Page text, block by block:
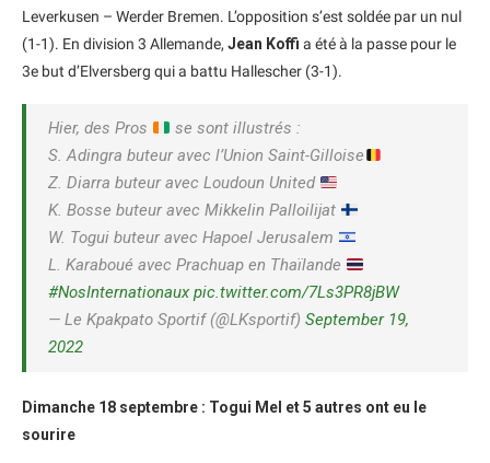
Leverkusen – Werder Bremen. L’opposition s’est soldée par un nul
(1-1). En division 3 Allemande, Jean Koffi a été à la passe pour le
3e but d’Elversberg qui a battu Hallescher (3-1).
Hier, des Pros
se sont illustrés :
S. Adingra buteur avec l’Union Saint-Gilloise
Z. Diarra buteur avec Loudoun United
K. Bosse buteur avec Mikkelin Palloilijat
W. Togui buteur avec Hapoel Jerusalem
L. Karaboué avec Prachuap en Thaïlande
#NosInternationaux pic.twitter.com/7Ls3PR8jBW
— Le Kpakpato Sportif (@LKsportif) September 19,
2022
Dimanche 18 septembre : Togui Mel et 5 autres ont eu le
sourire